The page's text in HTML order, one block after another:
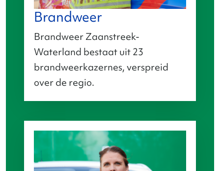
Brandweer
Brandweer Zaanstreek-
Waterland bestaat uit 23
brandweerkazernes, verspreid
over de regio.